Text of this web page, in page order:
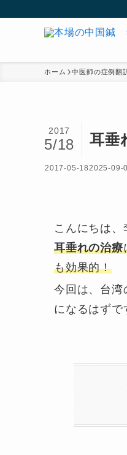
ホーム 中医師の症例翻
耳垂
2017
5/18
2017-05-182025-09-
こんにちは、
耳垂れの治療
も効果的！
今回は、台湾
になるはずで